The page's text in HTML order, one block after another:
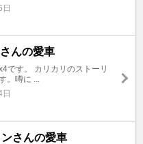
日
んの愛車
です。 カリカリのストーリ
。噂に ...
さんの愛車